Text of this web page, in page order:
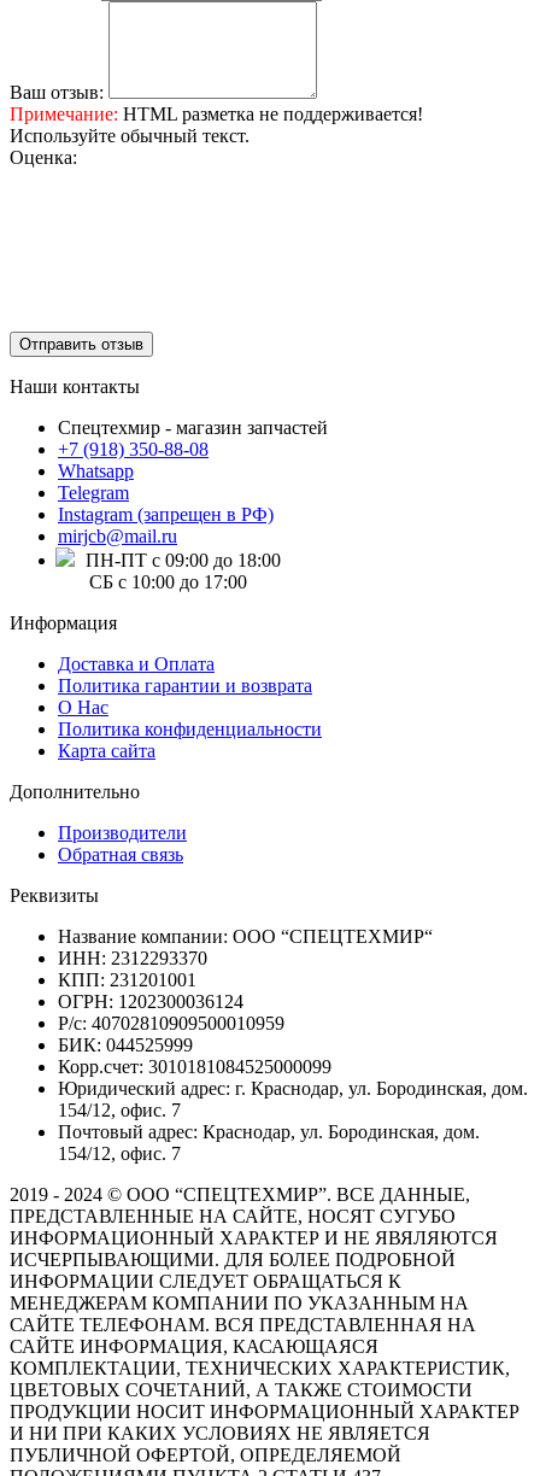
Ваш отзыв:
Примечание: HTML разметка не поддерживается!
Используйте обычный текст.
Оценка:
Отправить отзыв
Наши контакты
Спецтехмир - магазин запчастей
+7 (918) 350-88-08
Whatsapp
Telegram
Instagram (запрещен в РФ)
mirjcb@mail.ru
ПН-ПТ с 09:00 до 18:00
СБ с 10:00 до 17:00
Информация
Доставка и Оплата
Политика гарантии и возврата
О Нас
Политика конфиденциальности
Карта сайта
Дополнительно
Производители
Обратная связь
Реквизиты
Название компании: ООО “СПЕЦТЕХМИР“
ИНН: 2312293370
КПП: 231201001
ОГРН: 1202300036124
Р/с: 40702810909500010959
БИК: 044525999
Корр.счет: 3010181084525000099
Юридический адрес: г. Краснодар, ул. Бородинская, дом.
154/12, офис. 7
Почтовый адрес: Краснодар, ул. Бородинская, дом.
154/12, офис. 7
2019 - 2024 © ООО “СПЕЦТЕХМИР”. ВСЕ ДАННЫЕ,
ПРЕДСТАВЛЕННЫЕ НА САЙТЕ, НОСЯТ СУГУБО
ИНФОРМАЦИОННЫЙ ХАРАКТЕР И НЕ ЯВЯЛЯЮТСЯ
ИСЧЕРПЫВАЮЩИМИ. ДЛЯ БОЛЕЕ ПОДРОБНОЙ
ИНФОРМАЦИИ СЛЕДУЕТ ОБРАЩАТЬСЯ К
МЕНЕДЖЕРАМ КОМПАНИИ ПО УКАЗАННЫМ НА
САЙТЕ ТЕЛЕФОНАМ. ВСЯ ПРЕДСТАВЛЕННАЯ НА
САЙТЕ ИНФОРМАЦИЯ, КАСАЮЩАЯСЯ
КОМПЛЕКТАЦИИ, ТЕХНИЧЕСКИХ ХАРАКТЕРИСТИК,
ЦВЕТОВЫХ СОЧЕТАНИЙ, А ТАКЖЕ СТОИМОСТИ
ПРОДУКЦИИ НОСИТ ИНФОРМАЦИОННЫЙ ХАРАКТЕР
И НИ ПРИ КАКИХ УСЛОВИЯХ НЕ ЯВЛЯЕТСЯ
ПУБЛИЧНОЙ ОФЕРТОЙ, ОПРЕДЕЛЯЕМОЙ